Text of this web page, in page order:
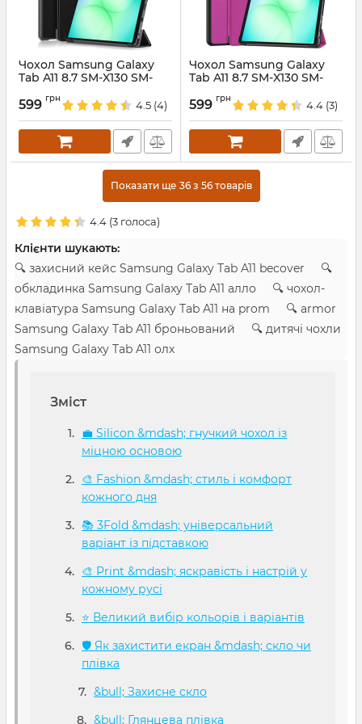
Чохол Samsung Galaxy
Tab A11 8.7 SM-X130 SM-
Артикул: 688190
599 грн
4.5 (4)
Чохол Samsung Galaxy
Tab A11 8.7 SM-X130 SM-
Артикул: 688189
599 грн
4.4 (3)
Показати ще 36 з 56 товарів
4.4 (3 голоса)
Клієнти шукають:
🔍 захисний кейс Samsung Galaxy Tab A11 becover 🔍
обкладинка Samsung Galaxy Tab A11 алло 🔍 чохол-
клавіатура Samsung Galaxy Tab A11 на prom 🔍 armor
Samsung Galaxy Tab A11 броньований 🔍 дитячі чохли
Samsung Galaxy Tab A11 олх
Зміст
💼 Silicon &mdash; гнучкий чохол із
міцною основою
🎨 Fashion &mdash; стиль і комфорт
кожного дня
📚 3Fold &mdash; універсальний
варіант із підставкою
🎨 Print &mdash; яскравість і настрій у
кожному русі
⭐ Великий вибір кольорів і варіантів
🛡️ Як захистити екран &mdash; скло чи
плівка
&bull; Захисне скло
&bull; Глянцева плівка